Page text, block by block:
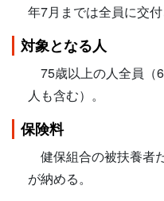
年7月までは全員に交
対象となる人
75歳以上の人全員（
人も含む）。
保険料
健保組合の被扶養者
が納める。